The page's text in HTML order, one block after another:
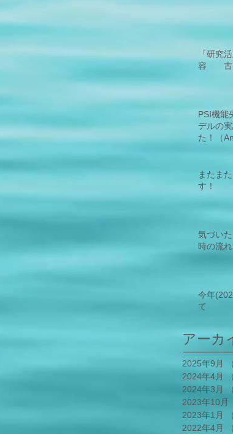
「研究
容 古
PSI機能
デルの
た！（
またま
す！
気づいた
時の流
今年
て
アーカ
2025年9月
2024年4月
2024年3月
2023年10月
2023年1月
2022年4月